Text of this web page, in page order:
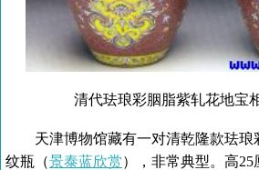
清代珐琅彩胭脂紫轧花地宝
天津博物馆藏有一对清乾隆款珐琅
纹瓶（景泰蓝欣赏），非常典型。高